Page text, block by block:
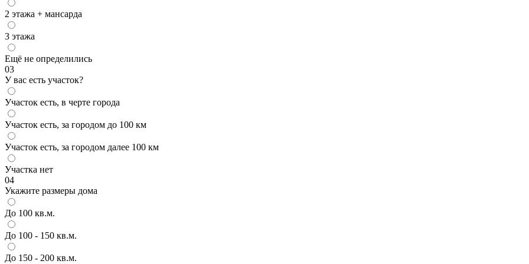
2 этажа + мансарда
3 этажа
Ещё не определились
03
У вас есть участок?
Участок есть, в черте города
Участок есть, за городом до 100 км
Участок есть, за городом далее 100 км
Участка нет
04
Укажите размеры дома
До 100 кв.м.
До 100 - 150 кв.м.
До 150 - 200 кв.м.